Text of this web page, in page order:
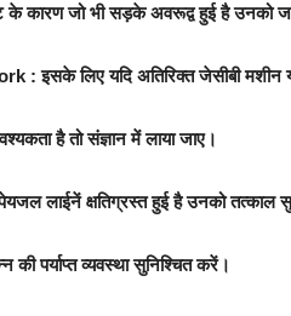
के कारण जो भी सड़के अवरूद्व हुई है उनको
: इसके लिए यदि अतिरिक्त जेसीबी मशीन
है तो संज्ञान में लाया जाए।
पेयजल लाईनें क्षतिग्रस्त हुई है उनको तत्काल
की पर्याप्त व्यवस्था सुनिश्चित करें।